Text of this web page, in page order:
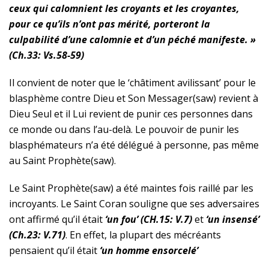
ceux qui calomnient les croyants et les croyantes,
pour ce qu’ils n’ont pas mérité, porteront la
culpabilité d’une calomnie et d’un péché manifeste. »
(Ch.33: Vs.58-59)
Il convient de noter que le ‘châtiment avilissant’ pour le
blasphème contre Dieu et Son Messager(saw) revient à
Dieu Seul et il Lui revient de punir ces personnes dans
ce monde ou dans l’au-delà. Le pouvoir de punir les
blasphémateurs n’a été délégué à personne, pas même
au Saint Prophète(saw).
Le Saint Prophète(saw) a été maintes fois raillé par les
incroyants. Le Saint Coran souligne que ses adversaires
ont affirmé qu’il était ‘un fou’ (CH.15: V.7)et ‘un insensé’
(Ch.23: V.71). En effet, la plupart des mécréants
pensaient qu’il était ‘un homme ensorcelé’